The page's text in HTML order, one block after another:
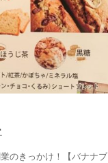
のきっかけ！【バナナブ